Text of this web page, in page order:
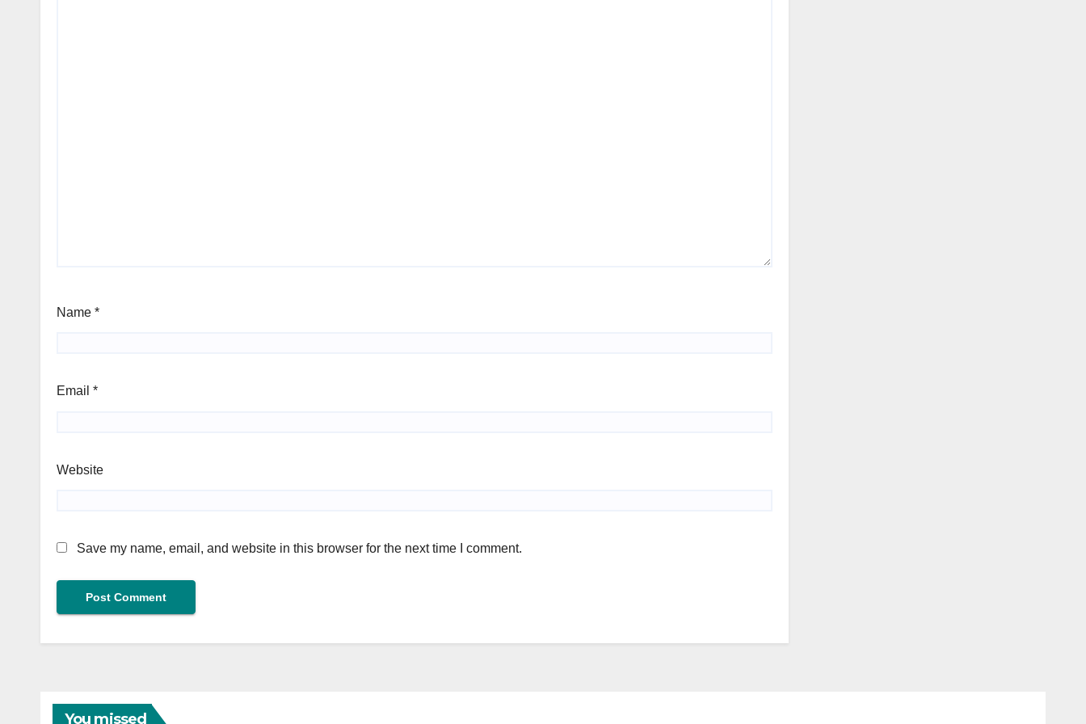
Name *
Email *
Website
Save my name, email, and website in this browser for the next time I comment.
You missed